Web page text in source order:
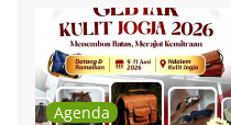
Agenda